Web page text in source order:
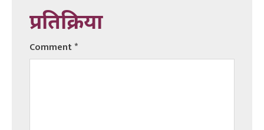
प्रतिक्रिया
Comment*